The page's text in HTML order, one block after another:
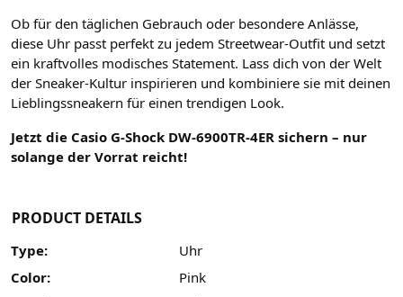
Ob für den täglichen Gebrauch oder besondere Anlässe,
diese Uhr passt perfekt zu jedem Streetwear-Outfit und setzt
ein kraftvolles modisches Statement. Lass dich von der Welt
der Sneaker-Kultur inspirieren und kombiniere sie mit deinen
Lieblingssneakern für einen trendigen Look.
Jetzt die Casio G-Shock DW-6900TR-4ER sichern – nur
solange der Vorrat reicht!
PRODUCT DETAILS
Type:
Uhr
Color:
Pink